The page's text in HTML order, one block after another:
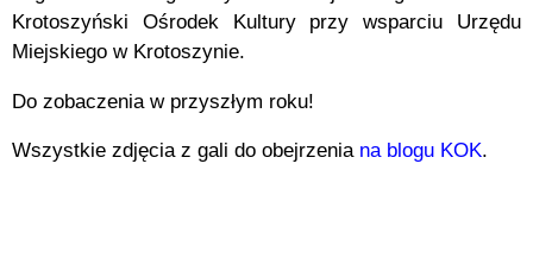
Krotoszyński Ośrodek Kultury przy wsparciu Urzędu
Miejskiego w Krotoszynie.
Do zobaczenia w przyszłym roku!
Wszystkie zdjęcia z gali do obejrzenia na blogu KOK.